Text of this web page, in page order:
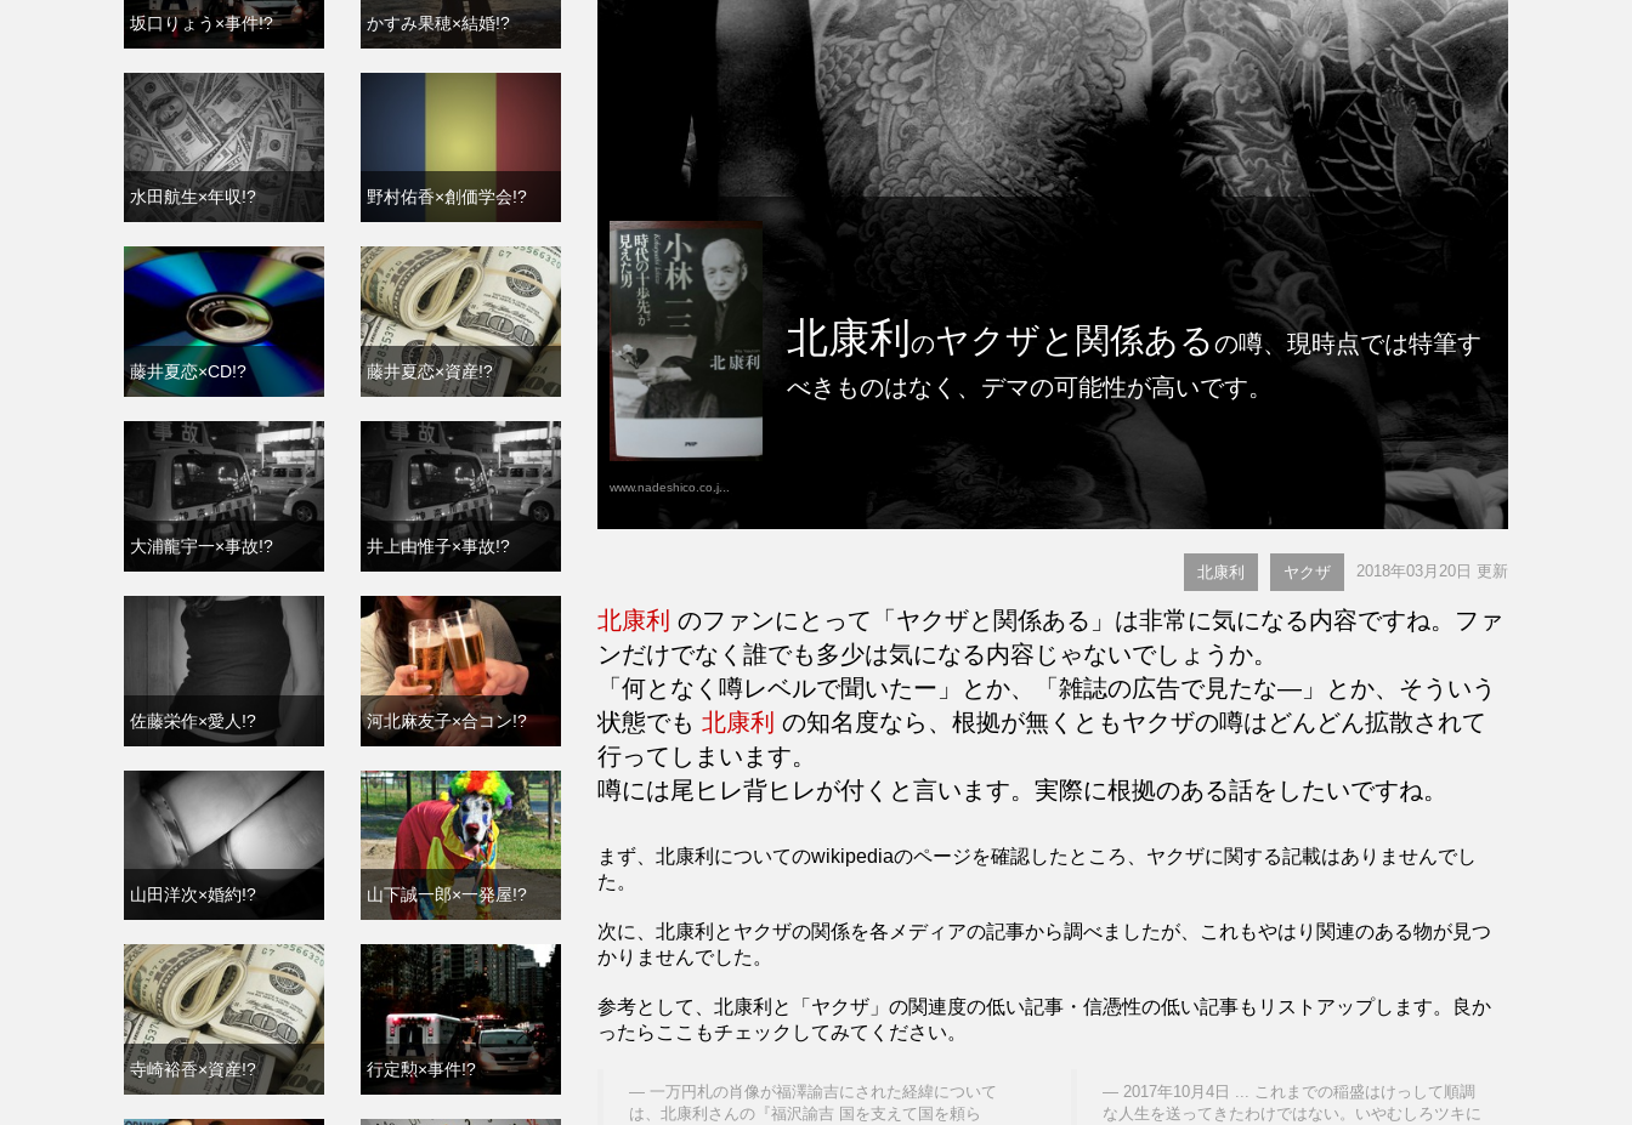
www.nadeshico.co.j...
北康利 のヤクザと関係あるの噂、現時点では特筆す
べきものはなく、デマの可能性が高いです。
北康利 ヤクザ 2018年03月20日 更新
北康利 のファンにとって「ヤクザと関係ある」は非常に気になる内容ですね。ファ
ンだけでなく誰でも多少は気になる内容じゃないでしょうか。
「何となく噂レベルで聞いたー」とか、「雑誌の広告で見たな―」とか、そういう
状態でも 北康利 の知名度なら、根拠が無くともヤクザの噂はどんどん拡散されて
行ってしまいます。
噂には尾ヒレ背ヒレが付くと言います。実際に根拠のある話をしたいですね。
まず、北康利についてのwikipediaのページを確認したところ、ヤクザに関する記載はありませんでし
た。
次に、北康利とヤクザの関係を各メディアの記事から調べましたが、これもやはり関連のある物が見つ
かりませんでした。
参考として、北康利と「ヤクザ」の関連度の低い記事・信憑性の低い記事もリストアップします。良か
ったらここもチェックしてみてください。
一万円札の肖像が福澤諭吉にされた経緯について
は、北康利さんの『福沢諭吉 国を支えて国を頼ら
2017年10月4日 ... これまでの稲盛はけっして順調
な人生を送ってきたわけではない。いやむしろツキに
坂口りょう×事件!? かすみ果穂×結婚!?
水田航生×年収!? 野村佑香×創価学会!?
藤井夏恋×CD!? 藤井夏恋×資産!?
大浦龍宇一×事故!? 井上由惟子×事故!?
佐藤栄作×愛人!? 河北麻友子×合コン!?
山田洋次×婚約!? 山下誠一郎×一発屋!?
寺崎裕香×資産!? 行定勲×事件!?